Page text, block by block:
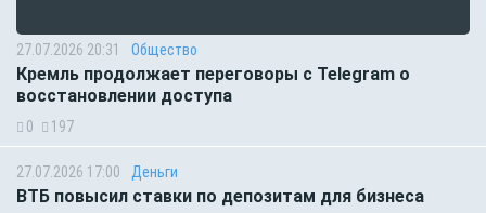
27.07.2026 20:31 Общество
Кремль продолжает переговоры с Telegram о
восстановлении доступа
0 197
27.07.2026 17:00 Деньги
ВТБ повысил ставки по депозитам для бизнеса